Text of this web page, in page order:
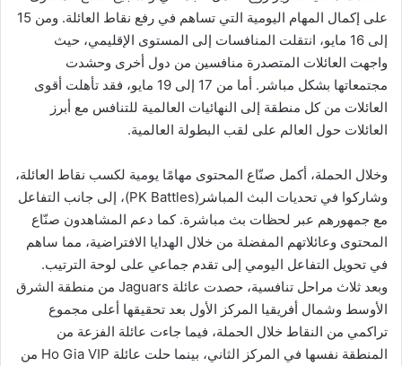
على إكمال المهام اليومية التي تساهم في رفع نقاط العائلة. ومن 15
إلى 16 مايو، انتقلت المنافسات إلى المستوى الإقليمي، حيث
واجهت العائلات المتصدرة منافسين من دول أخرى وحشدت
مجتمعاتها بشكل مباشر. أما من 17 إلى 19 مايو، فقد تأهلت أقوى
العائلات من كل منطقة إلى النهائيات العالمية للتنافس مع أبرز
العائلات حول العالم على لقب البطولة العالمية.
وخلال الحملة، أكمل صنّاع المحتوى مهامًا يومية لكسب نقاط العائلة،
وشاركوا في تحديات البث المباشر(PK Battles)، إلى جانب التفاعل
مع جمهورهم عبر لحظات بث مباشرة. كما دعم المشاهدون صنّاع
المحتوى وعائلاتهم المفضلة من خلال الهدايا الافتراضية، مما ساهم
في تحويل التفاعل اليومي إلى تقدم جماعي على لوحة الترتيب.
وبعد ثلاث مراحل تنافسية، حصدت عائلة Jaguars من منطقة الشرق
الأوسط وشمال أفريقيا المركز الأول بعد تحقيقها أعلى مجموع
تراكمي من النقاط خلال الحملة، فيما جاءت عائلة الفزعة من
المنطقة نفسها في المركز الثاني، بينما حلت عائلة Ho Gia VIP من